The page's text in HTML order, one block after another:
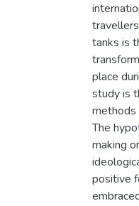
tanks is
place
study is
methods
The
making
positive